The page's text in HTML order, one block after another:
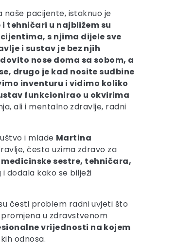
naše pacijente, istaknuo je
i tehničari u najbližem su
s njima dijele sve
i sustav je bez njih
nose doma sa sobom, a
drugo je kad nosite sudbine
inventuru i vidimo koliko
funkcionirao u okvirima
ali i mentalno zdravlje, radni
i mlade Martina
često uzima zdravo za
sestre, tehničara,
dodala kako se bilježi
česti problem radni uvjeti što
u zdravstvenom
vrijednosti na kojem
odnosa.